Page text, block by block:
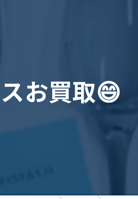
時計
お買取😄